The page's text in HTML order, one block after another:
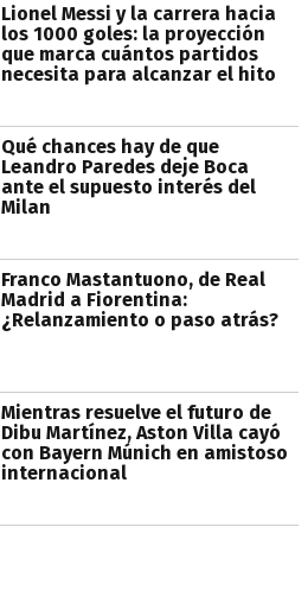
Lionel Messi y la carrera hacia
los 1000 goles: la proyección
que marca cuántos partidos
necesita para alcanzar el hito
Qué chances hay de que
Leandro Paredes deje Boca
ante el supuesto interés del
Milan
Franco Mastantuono, de Real
Madrid a Fiorentina:
¿Relanzamiento o paso atrás?
Mientras resuelve el futuro de
Dibu Martínez, Aston Villa cayó
con Bayern Múnich en amistoso
internacional